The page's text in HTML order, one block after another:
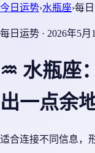
今日运势›水瓶座›每
每日运势 · 2026年5月
♒ 水瓶座
出一点余
适合连接不同信息，